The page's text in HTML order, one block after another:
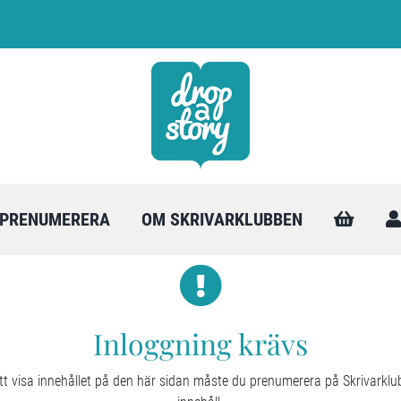
PRENUMERERA OM SKRIVARKLUBBEN
Inloggning krävs
visa innehållet på den här sidan måste du prenumerera på